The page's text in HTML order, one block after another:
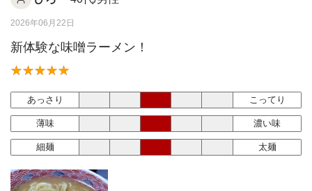
2026年06月22日
新体験な味噌ラーメン！
あっさり こってり
薄味 濃い味
細麺 太麺